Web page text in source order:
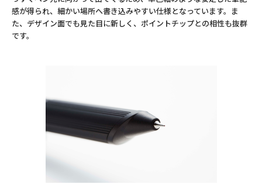
感が得られ、細かい場所へ書き込みやすい仕様となっています。ま
た、デザイン面でも見た目に新しく、ポイントチップとの相性も抜群
です。